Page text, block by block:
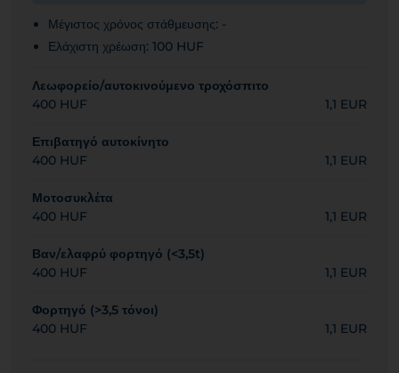
Μέγιστος χρόνος στάθμευσης: -
Ελάχιστη χρέωση: 100 HUF
Λεωφορείο/αυτοκινούμενο τροχόσπιτο
400 HUF
1,1 EUR
Επιβατηγό αυτοκίνητο
400 HUF
1,1 EUR
Μοτοσυκλέτα
400 HUF
1,1 EUR
Βαν/ελαφρύ φορτηγό (<3,5t)
400 HUF
1,1 EUR
Φορτηγό (>3,5 τόνοι)
400 HUF
1,1 EUR